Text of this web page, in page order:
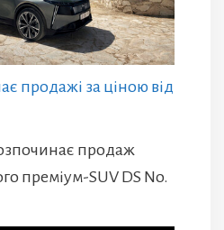
продажі за ціною від
продаж
преміум-SUV DS No.